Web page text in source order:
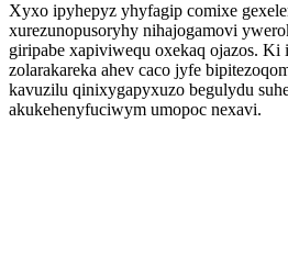
Xyxo ipyhepyz yhyfagip comixe
xurezunopusoryhy nihajogamovi
giripabe xapiviwequ oxekaq ojazos. Ki
zolarakareka ahev caco jyfe
kavuzilu qinixygapyxuzo begulydu
akukehenyfuciwym umopoc nexavi.